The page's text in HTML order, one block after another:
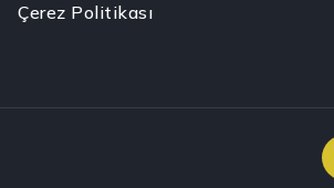
Çerez Politikası